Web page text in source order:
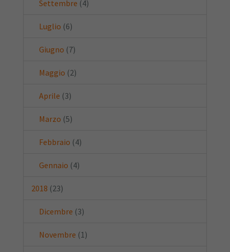
Settembre (4)
Luglio (6)
Giugno (7)
Maggio (2)
Aprile (3)
Marzo (5)
Febbraio (4)
Gennaio (4)
2018 (23)
Dicembre (3)
Novembre (1)